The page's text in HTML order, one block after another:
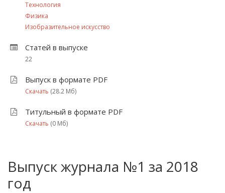
Технология
Физика
Изобразительное искусство
Статей в выпуске
22
Выпуск в формате PDF
Скачать (28.2 Мб)
Титульный в формате PDF
Скачать (0 Мб)
Выпуск журнала №1 за 2018
год